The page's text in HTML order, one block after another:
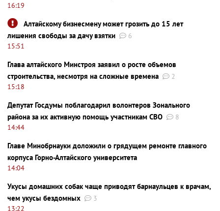
16:19
Алтайскому бизнесмену может грозить до 15 лет
лишения свободы за дачу взятки
6
15:51
Глава алтайского Минстроя заявил о росте объемов
строительства, несмотря на сложные времена
2
15:18
Депутат Госдумы поблагодарил волонтеров Зонального
района за их активную помощь участникам СВО
8
14:44
Главе Минобрнауки доложили о грядущем ремонте главного
корпуса Горно-Алтайского университета
14:04
Укусы домашних собак чаще приводят барнаульцев к врачам,
чем укусы бездомных
3
13:22